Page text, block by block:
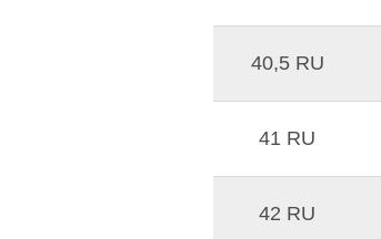
40,5 RU
41 RU
42 RU